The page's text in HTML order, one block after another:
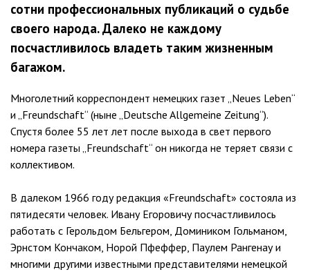
сотни профессиональных публикаций о судьбе
своего народа. Далеко не каждому
посчастливилось владеть таким жизненным
багажом.
Многолетний корреспондент немецких газет „Neues Leben“
и „Freundschaft“ (ныне „Deutsche Allgemeine Zeitung“).
Спустя более 55 лет лет после выхода в свет первого
номера газеты „Freundschaft“ он никогда не теряет связи с
коллективом.
В далеком 1966 году редакция «Freundschaft» состояла из
пятидесяти человек. Ивану Егоровичу посчастливилось
работать с Герольдом Бельгером, Домиником Гольманом,
Эрнстом Кончаком, Норой Пфеффер, Паулем Рангенау и
многими другими известными представителями немецкой